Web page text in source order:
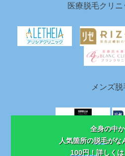
全身の中
人気箇所の脱毛がな
100円！ 詳しくは
医療脱毛クリニ
メンズ脱